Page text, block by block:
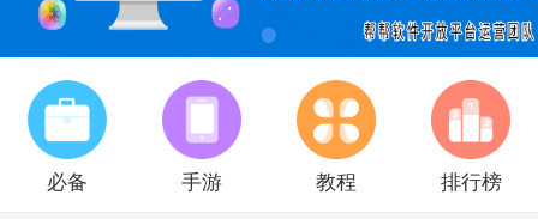
必备 手游 教程 排行榜